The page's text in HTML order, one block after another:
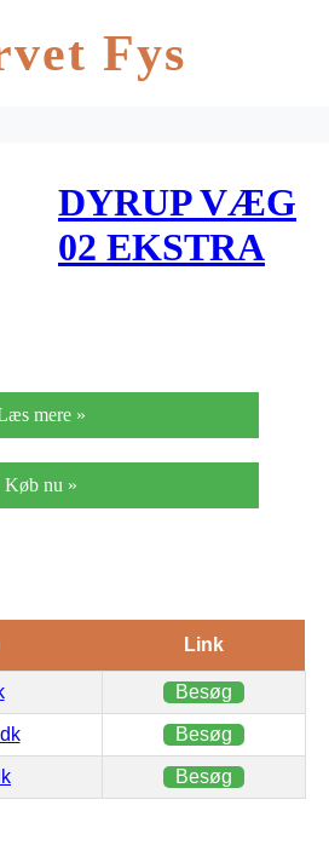
Fys
DYRUP VÆG
02 EKSTRA
4,5 L, Farve –
tonebar
mere »
Køb nu »
Link
Besøg
Besøg
Besøg